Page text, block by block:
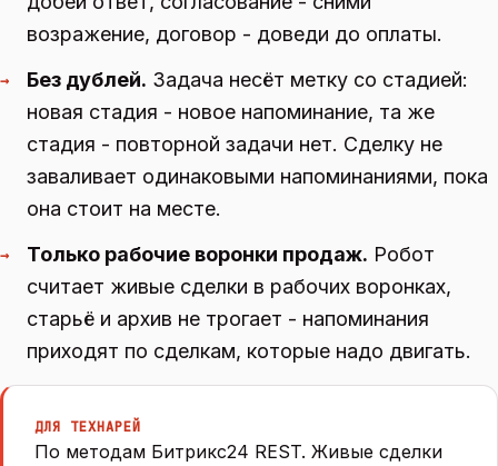
возражение, договор - доведи до оплаты.
→ Без дублей. Задача несёт метку со стадией:
новая стадия - новое напоминание, та же
стадия - повторной задачи нет. Сделку не
заваливает одинаковыми напоминаниями, пока
она стоит на месте.
→ Только рабочие воронки продаж. Робот
считает живые сделки в рабочих воронках,
старьё и архив не трогает - напоминания
приходят по сделкам, которые надо двигать.
ДЛЯ ТЕХНАРЕЙ
По методам Битрикс24 REST. Живые сделки